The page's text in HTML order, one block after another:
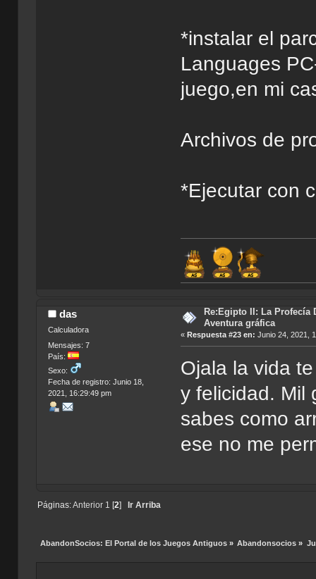
*instalar el
Languages
juego,en mi
Archivos de
*Ejecutar con
das
Calculadora
Mensajes: 7
País:
Sexo:
Fecha de registro: Junio 18,
2021, 16:29:49 pm
Re:Egipto II: La Profecía
Aventura gráfica
« Respuesta #23 en: Junio 24, 2021,
Ojala la vida
y felicidad. Mil
sabes como
ese no me
Páginas:Anterior 1 [2] Ir Arriba
AbandonSocios: El Portal de los Juegos Antiguos» Abandonsocios »